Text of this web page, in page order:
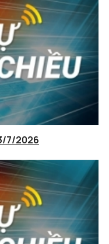
7/2026